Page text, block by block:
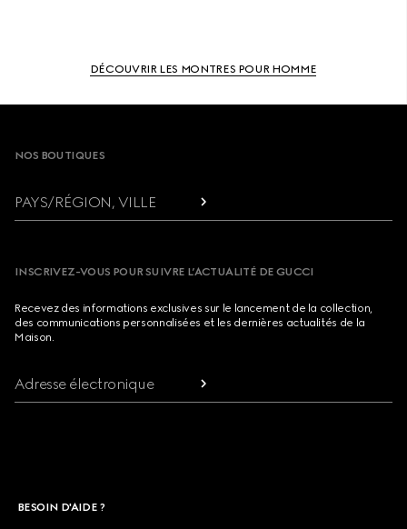
DÉCOUVRIR LES MONTRES POUR HOMME
Footer
NOS BOUTIQUES
PAYS/RÉGION, VILLE
INSCRIVEZ-VOUS POUR SUIVRE L’ACTUALITÉ DE GUCCI
Recevez des informations exclusives sur le lancement de la collection,
des communications personnalisées et les dernières actualités de la
Maison.
Adresse électronique
BESOIN D'AIDE ?